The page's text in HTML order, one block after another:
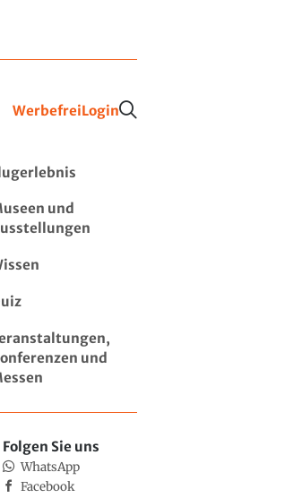
WerbefreiLogin
und
und
Folgen Sie uns
WhatsApp
Facebook